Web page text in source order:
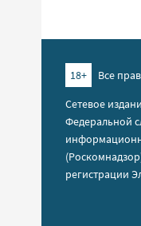
18+
Все
Сетевое
Федеральной
регистрации